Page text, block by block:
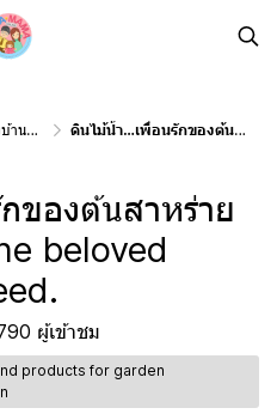
decoration ดินไม้น้ำ…เพื่อนรักของต้นสาหร่าย aquatic soil :: the beloved friend of seaweed.
ของต้นสาหร่าย
beloved
ผู้เข้าชม
products for garden